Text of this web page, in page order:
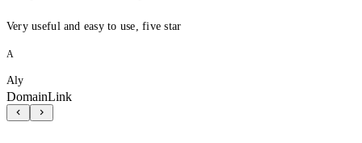
Very useful and easy to use, five star
A
Aly
DomainLink